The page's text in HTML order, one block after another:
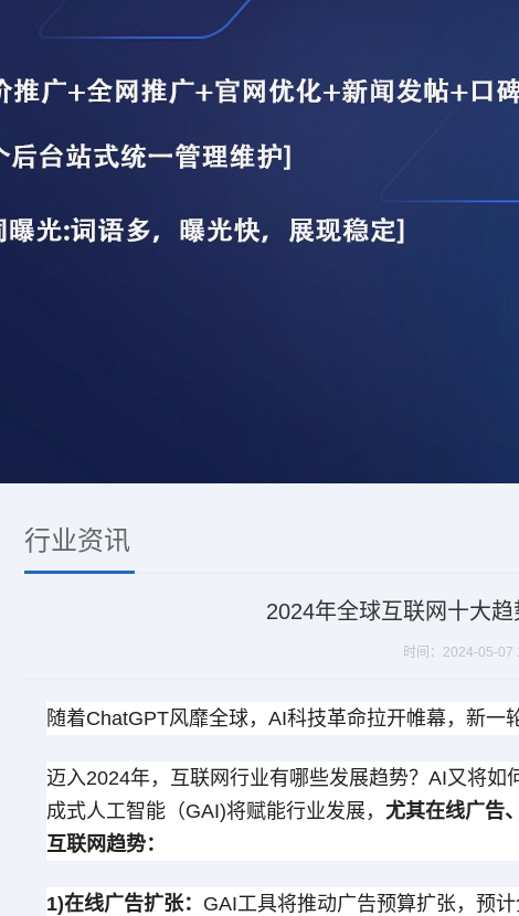
行业资讯
2024年全球互联网十大
时间：2024-05-07
随着ChatGPT风靡全球，AI科技革命拉开帷幕，新
迈入2024年，互联网行业有哪些发展趋势？AI又将
成式人工智能（GAI)将赋能行业发展， 尤其在线广告
互联网趋势：
1)在线广告扩张： GAI工具将推动广告预算扩张，预